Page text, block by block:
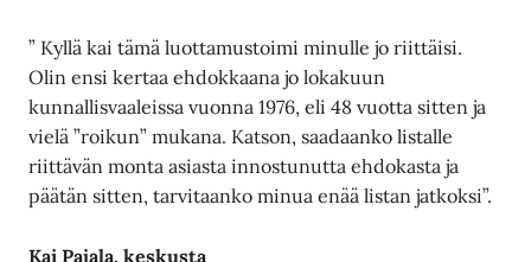
” Kyllä kai tämä luottamustoimi minulle jo riittäisi.
Olin ensi kertaa ehdokkaana jo lokakuun
kunnallisvaaleissa vuonna 1976, eli 48 vuotta sitten ja
vielä ”roikun” mukana. Katson, saadaanko listalle
riittävän monta asiasta innostunutta ehdokasta ja
päätän sitten, tarvitaanko minua enää listan jatkoksi”.
Kai Pajala, keskusta